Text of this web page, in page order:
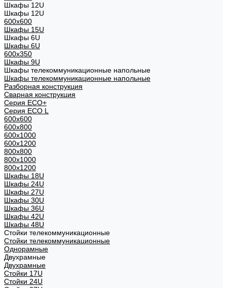
Шкафы 12U
Шкафы 12U
600x600
Шкафы 15U
Шкафы 6U
Шкафы 6U
600x350
Шкафы 9U
Шкафы телекоммуникационные напольные
Шкафы телекоммуникационные напольные
Разборная конструкция
Сварная конструкция
Серия ECO+
Серия ECO L
600x600
600x800
600х1000
600х1200
800x800
800х1000
800х1200
Шкафы 18U
Шкафы 24U
Шкафы 27U
Шкафы 30U
Шкафы 36U
Шкафы 42U
Шкафы 48U
Стойки телекоммуникационные
Стойки телекоммуникационные
Однорамные
Двухрамные
Двухрамные
Стойки 17U
Стойки 24U